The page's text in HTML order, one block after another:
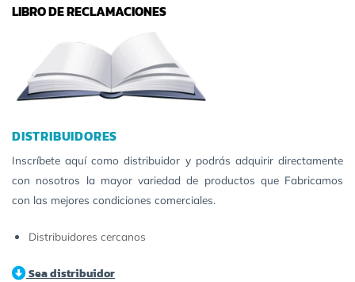
LIBRO DE RECLAMACIONES
DISTRIBUIDORES
Inscríbete aquí como distribuidor y podrás adquirir directamente
con nosotros la mayor variedad de productos que Fabricamos
con las mejores condiciones comerciales.
Distribuidores cercanos
Sea distribuidor